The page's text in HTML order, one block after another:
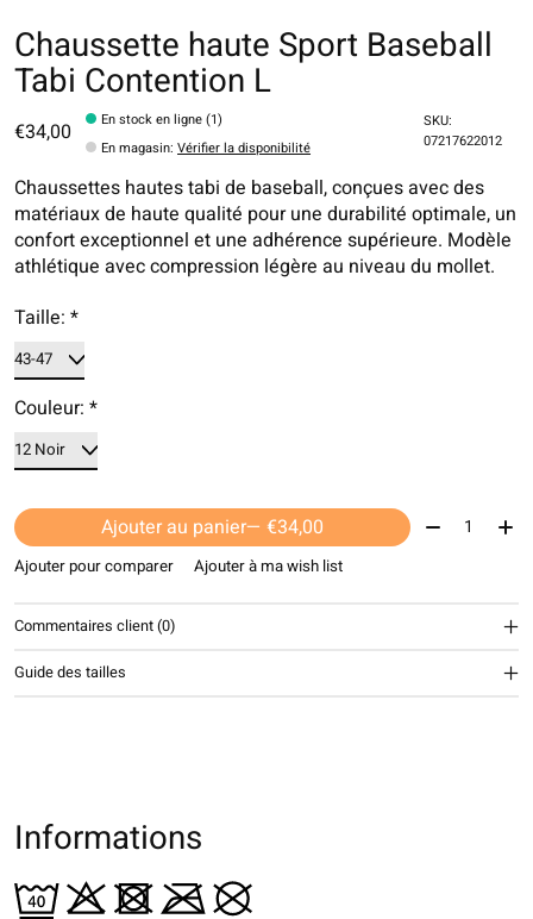
Chaussette haute Sport Baseball
Tabi Contention L
€34,00
En stock en ligne (1)
En magasin:Vérifier la disponibilité
SKU:
07217622012
Chaussettes hautes tabi de baseball, conçues avec des
matériaux de haute qualité pour une durabilité optimale, un
confort exceptionnel et une adhérence supérieure. Modèle
athlétique avec compression légère au niveau du mollet.
Taille: *
Couleur: *
Ajouter au panier — €34,00 Quantité:
Ajouter pour comparer Ajouter à ma wish list
Commentaires client (0)
Guide des tailles
Informations